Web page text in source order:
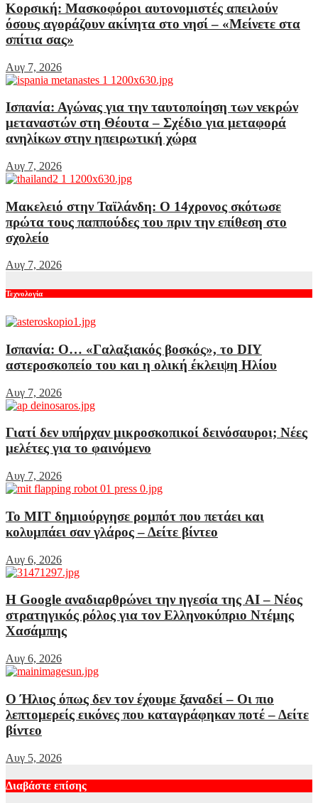
Κορσική: Μασκοφόροι αυτονομιστές απειλούν
όσους αγοράζουν ακίνητα στο νησί – «Μείνετε στα
σπίτια σας»
Αυγ 7, 2026
Ισπανία: Αγώνας για την ταυτοποίηση των νεκρών
μεταναστών στη Θέουτα – Σχέδιο για μεταφορά
ανηλίκων στην ηπειρωτική χώρα
Αυγ 7, 2026
Μακελειό στην Ταϊλάνδη: Ο 14χρονος σκότωσε
πρώτα τους παππούδες του πριν την επίθεση στο
σχολείο
Αυγ 7, 2026
Τεχνολογία
Ισπανία: Ο… «Γαλαξιακός βοσκός», το DIY
αστεροσκοπείο του και η ολική έκλειψη Ηλίου
Αυγ 7, 2026
Γιατί δεν υπήρχαν μικροσκοπικοί δεινόσαυροι; Νέες
μελέτες για το φαινόμενο
Αυγ 7, 2026
Το MIT δημιούργησε ρομπότ που πετάει και
κολυμπάει σαν γλάρος – Δείτε βίντεο
Αυγ 6, 2026
Η Google αναδιαρθρώνει την ηγεσία της AI – Νέος
στρατηγικός ρόλος για τον Ελληνοκύπριο Ντέμης
Χασάμπης
Αυγ 6, 2026
Ο Ήλιος όπως δεν τον έχουμε ξαναδεί – Οι πιο
λεπτομερείς εικόνες που καταγράφηκαν ποτέ – Δείτε
βίντεο
Αυγ 5, 2026
Διαβάστε επίσης